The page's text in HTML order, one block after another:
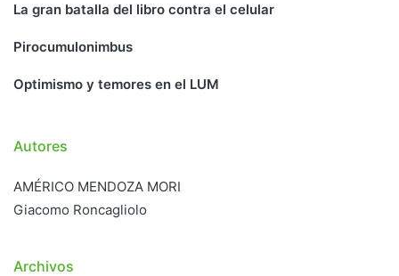
La gran batalla del libro contra el celular
Pirocumulonimbus
Optimismo y temores en el LUM
Autores
AMÉRICO MENDOZA MORI
Giacomo Roncagliolo
Archivos